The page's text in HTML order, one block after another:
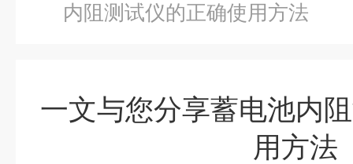
内阻测试仪的正确使用方法
一文与您分享蓄电池内
用方法